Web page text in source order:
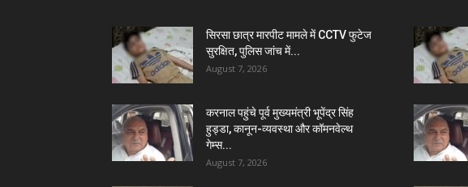
सिरसा छात्र मारपीट मामले में CCTV फुटेज
सुरक्षित, पुलिस जांच में...
August 7, 2026
करनाल पहुंचे पूर्व मुख्यमंत्री भूपेंद्र सिंह
हुड्डा, कानून-व्यवस्था और कॉमनवेल्थ
गेम्स...
August 7, 2026